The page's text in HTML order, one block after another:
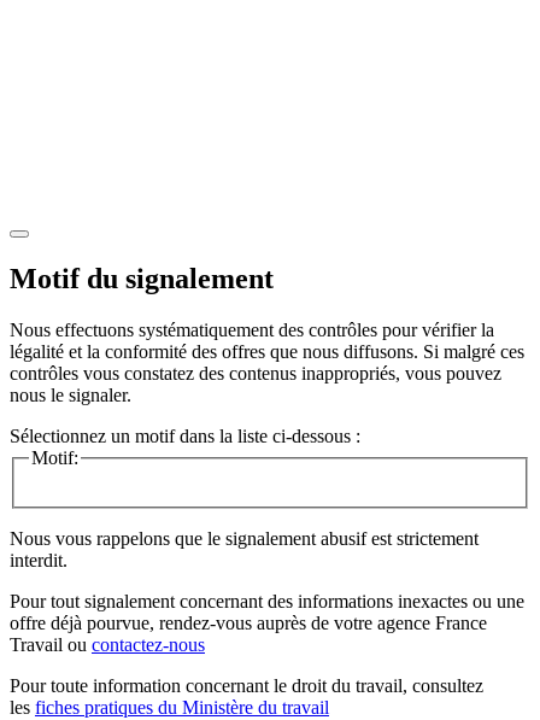
Motif du signalement
Nous effectuons systématiquement des contrôles pour vérifier la
légalité et la conformité des offres que nous diffusons. Si malgré ces
contrôles vous constatez des contenus inappropriés, vous pouvez
nous le signaler.
Sélectionnez un motif dans la liste ci-dessous :
Motif:
Nous vous rappelons que le signalement abusif est strictement
interdit.
Pour tout signalement concernant des informations inexactes ou une
offre déjà pourvue, rendez-vous auprès de votre agence France
Travail ou contactez-nous
Pour toute information concernant le droit du travail, consultez
les fiches pratiques du Ministère du travail